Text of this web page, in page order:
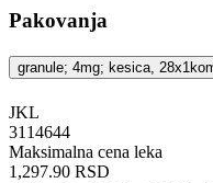
Pakovanja
granule; 4mg; kesica,
JKL
‍3114644
Maksimalna cena leka
1,297.90 RSD